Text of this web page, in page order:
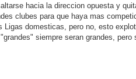
hacia la direccion opuesta y
clubes para que haya mas
Ligas domesticas, pero no, esto
siempre seran grandes, pero